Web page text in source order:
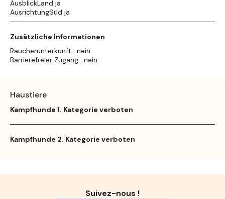
AusblickLand ja
AusrichtungSüd ja
Zusätzliche Informationen
Raucherunterkunft : nein
Barrierefreier Zugang : nein
Haustiere
Kampfhunde 1. Kategorie verboten
Kampfhunde 2. Kategorie verboten
Suivez-nous !